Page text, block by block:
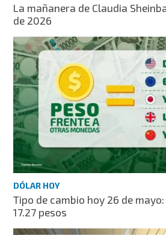
La mañanera de Claudia
de 2026
DÓLAR HOY
Tipo de cambio hoy 26 de
17.27 pesos